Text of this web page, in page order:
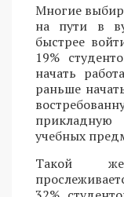
Многие
на пути в
быстрее
19%
начать
раньше
прикладную
учебных
Такой